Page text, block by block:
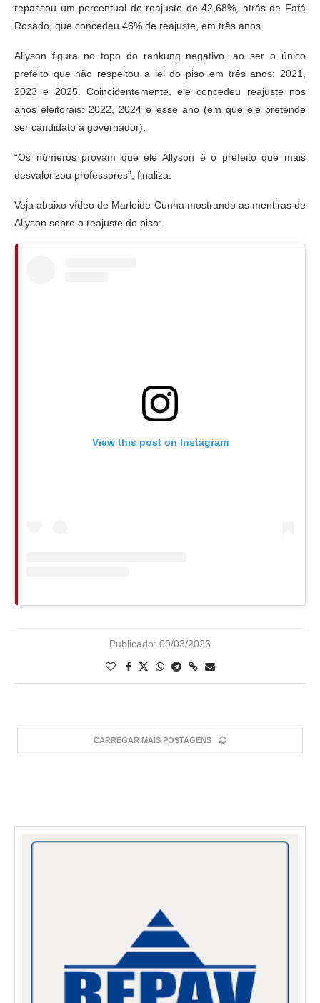
repassou um percentual de reajuste de 42,68%, atrás de Fafá
Rosado, que concedeu 46% de reajuste, em três anos.
Allyson figura no topo do rankung negativo, ao ser o único
prefeito que não respeitou a lei do piso em três anos: 2021,
2023 e 2025. Coincidentemente, ele concedeu reajuste nos
anos eleitorais: 2022, 2024 e esse ano (em que ele pretende
ser candidato a governador).
“Os números provam que ele Allyson é o prefeito que mais
desvalorizou professores”, finaliza.
Veja abaixo vídeo de Marleide Cunha mostrando as mentiras de
Allyson sobre o reajuste do piso:
View this post on Instagram
Publicado: 09/03/2026
CARREGAR MAIS POSTAGENS